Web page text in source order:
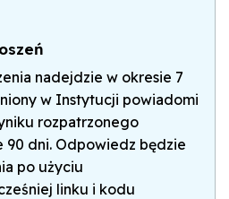
nadejdzie w okresie 7
w Instytucji powiadomi
rozpatrzonego
90 dni. Odpowiedz będzie
po użyciu
linku i kodu